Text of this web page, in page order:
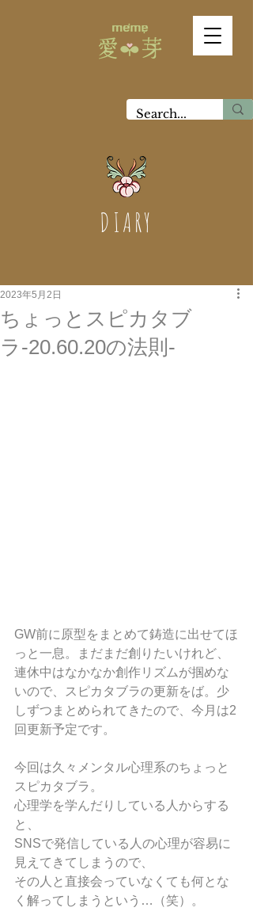
DIARY
ちょっとスピカタブ
ラ-20.60.20の法則-
2023年5月2日
GW前に原型をまとめて鋳造に出せてほ
っと一息。まだまだ創りたいけれど、
連休中はなかなか創作リズムが掴めな
いので、スピカタブラの更新をば。少
しずつまとめられてきたので、今月は2
回更新予定です。
今回は久々メンタル心理系のちょっと
スピカタブラ。
心理学を学んだりしている人からする
と、
SNSで発信している人の心理が容易に
見えてきてしまうので、
その人と直接会っていなくても何とな
く解ってしまうという…（笑）。